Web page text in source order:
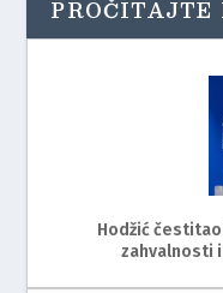
PROČITAJTE
Hodžić
zahvalnosti